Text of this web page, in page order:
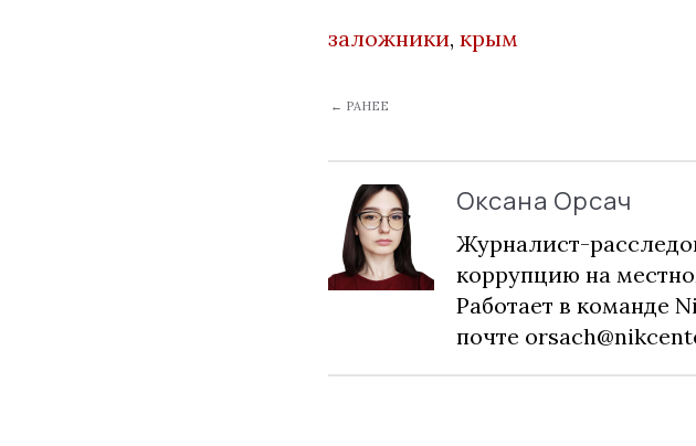
заложники, крым
← РАНЕЕ
Оксана Орсач
Журналист-
коррупцию на
Работает в команде
почте